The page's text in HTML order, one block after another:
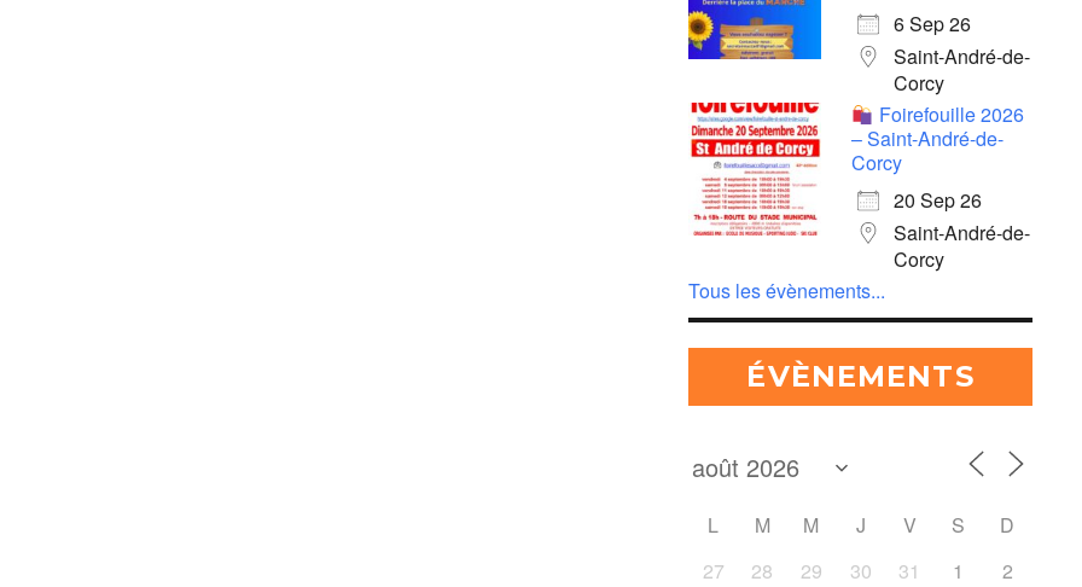
6 Sep 26
Saint-André-de-
Corcy
Foirefouille 2026
– Saint-André-de-
Corcy
20 Sep 26
Saint-André-de-
Corcy
Tous les évènements...
ÉVÈNEMENTS
L M M J V S
D
27
28 29 30 31 1
2